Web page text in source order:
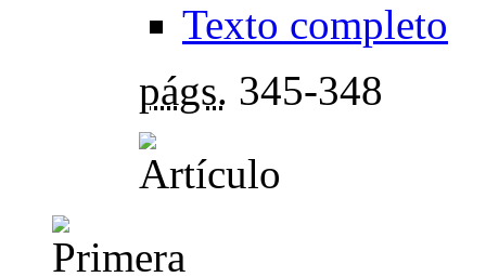
Texto completo
págs. 345-348